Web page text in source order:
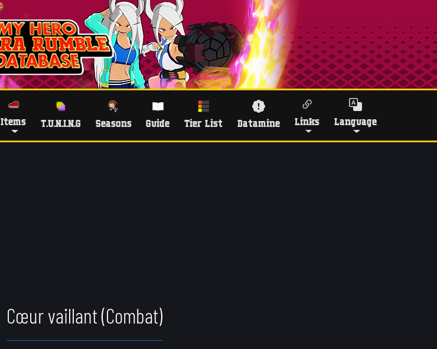
Items T.U.N.I.N.G Seasons Guide Tier List Datamine Links Language
Cœur vaillant (Combat)